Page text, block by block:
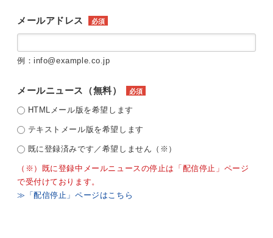
メールアドレス 必須
例：info@example.co.jp
メールニュース（無料） 必須
HTMLメール版を希望します
テキストメール版を希望します
既に登録済みです／希望しません（※）
（※）既に登録中メールニュースの停止は「配信停止」ページ
で受付けております。
≫「配信停止」ページはこちら